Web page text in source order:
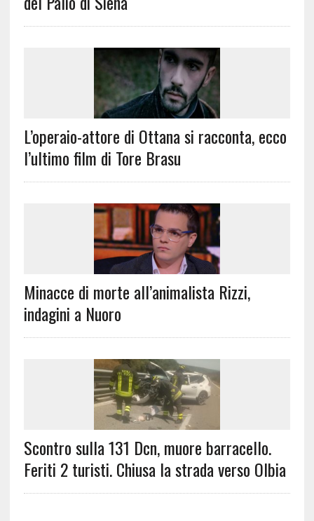
L’operaio-attore di Ottana si racconta, ecco
l’ultimo film di Tore Brasu
Minacce di morte all’animalista Rizzi,
indagini a Nuoro
Scontro sulla 131 Dcn, muore barracello.
Feriti 2 turisti. Chiusa la strada verso Olbia